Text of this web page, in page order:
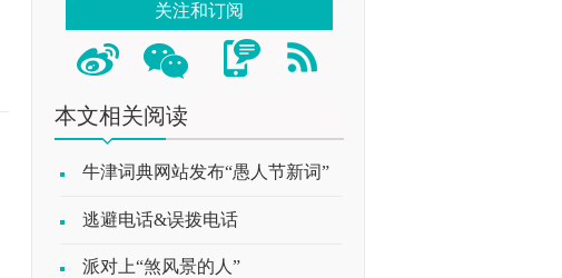
关注和订阅
本文相关阅读
牛津词典网站发布“愚人节新词”
逃避电话&误拨电话
派对上“煞风景的人”